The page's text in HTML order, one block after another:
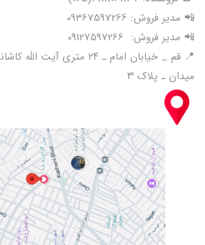
📲 مدیر فروش: 09367597266
📲 مدیر فروش: 09127597266
میدان ـ پلاک ۳